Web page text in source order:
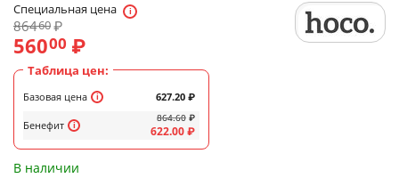
Специальная цена
86460₽
56000 ₽
Таблица цен:
Базовая цена
Бенефит
627.20 ₽
864.60 ₽
622.00₽
В наличии